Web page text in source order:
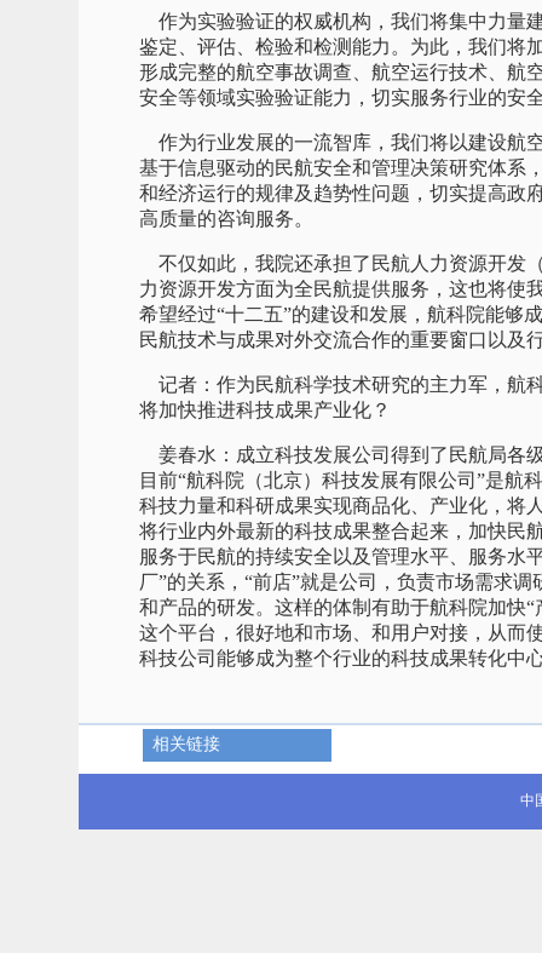
作为实验验证的权威机构，我们将集中力量
鉴定、评估、检验和检测能力。为此，我们将
形成完整的航空事故调查、航空运行技术、航
安全等领域实验验证能力，切实服务行业的安
作为行业发展的一流智库，我们将以建设航
基于信息驱动的民航安全和管理决策研究体系
和经济运行的规律及趋势性问题，切实提高政
高质量的咨询服务。
不仅如此，我院还承担了民航人力资源开发
力资源开发方面为全民航提供服务，这也将使
希望经过“十二五”的建设和发展，航科院能够
民航技术与成果对外交流合作的重要窗口以及
记者：作为民航科学技术研究的主力军，航
将加快推进科技成果产业化？
姜春水：成立科技发展公司得到了民航局各
目前“航科院（北京）科技发展有限公司”是航
科技力量和科研成果实现商品化、产业化，将
将行业内外最新的科技成果整合起来，加快民
服务于民航的持续安全以及管理水平、服务水
厂”的关系，“前店”就是公司，负责市场需求
和产品的研发。这样的体制有助于航科院加快
这个平台，很好地和市场、和用户对接，从而
科技公司能够成为整个行业的科技成果转化中
相关链接
中